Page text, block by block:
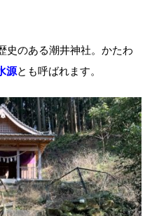
史のある潮井神社。かたわ
源とも呼ばれます。